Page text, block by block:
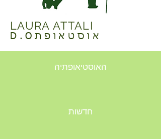
LAURA ATTALI
D.Oאוסטאופת
האוסטיאופתיה
חדשות